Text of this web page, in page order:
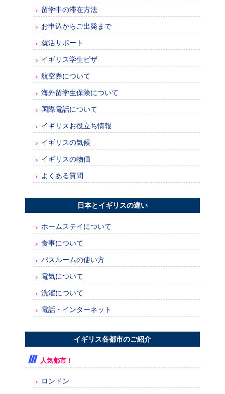
留学中の滞在方法
お申込からご出発まで
就活サポート
イギリス学生ビザ
航空券について
海外留学生保険について
国際電話について
イギリスお役立ち情報
イギリスの気候
イギリスの物価
よくある質問
日本とイギリスの違い
ホームステイについて
食事について
バスルームの使い方
電気について
洗濯について
電話・インターネット
イギリス各都市のご紹介
人気都市！
ロンドン